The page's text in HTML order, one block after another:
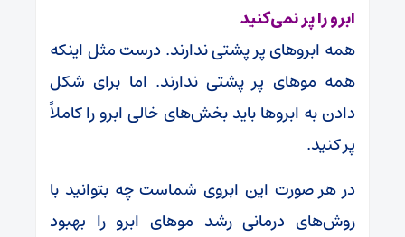
ابرو را پر نمی‌کنید
همه ابروهای پر پشتی ندارند. درست مثل اینکه
همه موهای پر پشتی ندارند. اما برای شکل
دادن به ابروها باید بخش‌های خالی ابرو را کاملاً
پر کنید.
در هر صورت این ابروی شماست چه بتوانید با
روش‌های درمانی رشد موهای ابرو را بهبود